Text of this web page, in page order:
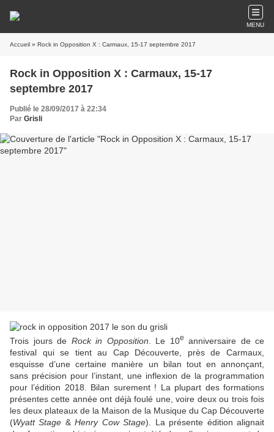
MENU
Accueil » Rock in Opposition X : Carmaux, 15-17 septembre 2017
Rock in Opposition X : Carmaux, 15-17
septembre 2017
Publié le 28/09/2017 à 22:34
Par Grisli
Trois jours de Rock in Opposition . Le 10e
anniversaire de ce
festival qui se tient au Cap Découverte, près de Carmaux,
esquisse d’une certaine manière un bilan tout en annonçant,
sans précision pour l’instant, une inflexion de la programmation
pour l’édition 2018. Bilan surement ! La plupart des formations
présentes cette année ont déjà foulé une, voire deux ou trois fois
les deux plateaux de la Maison de la Musique du Cap Découverte
(Wyatt Stage &Henry Cow Stage). La présente édition alignait